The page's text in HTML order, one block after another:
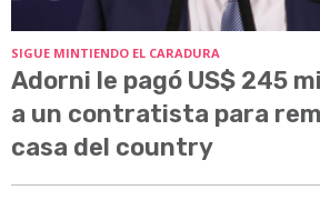
SIGUE MINTIENDO EL CARADURA
Adorni le pagó US$ 245
a un contratista para
casa del country